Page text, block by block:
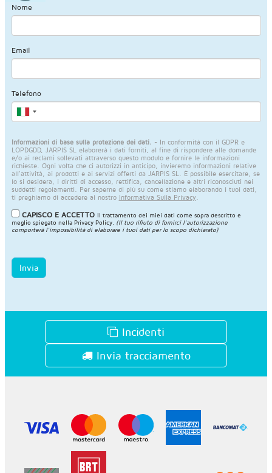
Nome
Email
Telefono
Informazioni di base sulla protezione dei dati. - In conformità con il GDPR e
LOPDGDD, JARPIS SL elaborerà i dati forniti, al fine di rispondere alle domande
e/o ai reclami sollevati attraverso questo modulo e fornire le informazioni
richieste. Ogni volta che ci autorizzi in anticipo, invieremo informazioni relative
all'attività, ai prodotti e ai servizi offerti da JARPIS SL. È possibile esercitare, se
lo si desidera, i diritti di accesso, rettifica, cancellazione e altri riconosciuti nei
suddetti regolamenti. Per saperne di più su come stiamo elaborando i tuoi dati,
ti preghiamo di accedere al nostro Informativa Sulla Privacy
CAPISCO E ACCETTO Il trattamento dei miei dati come sopra descritto e
meglio spiegato nella Privacy Policy. (Il tuo rifiuto di fornirci l'autorizzazione
comporterà l'impossibilità di elaborare i tuoi dati per lo scopo dichiarato)
Invia
Incidenti
Invia tracciamento